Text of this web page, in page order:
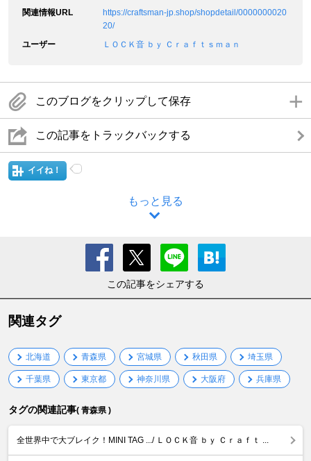
関連情報URL
https://craftsman-jp.shop/shopdetail/0000000020
20/
ユーザー
ＬＯＣＫ音 ｂｙ Ｃｒａｆｔｓｍａｎ
このブログをクリップして保存
この記事をトラックバックする
イイね！
もっと見る
この記事をシェアする
関連タグ
北海道 青森県 宮城県 秋田県 埼玉県
千葉県 東京都 神奈川県 大阪府 兵庫県
タグの関連記事( 青森県 )
全世界中で大ブレイク！MINI TAG .../ ＬＯＣＫ音 ｂｙ Ｃｒａｆｔ ...